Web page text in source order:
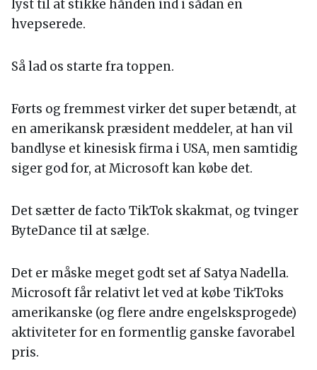
lyst til at stikke hånden ind i sådan en
hvepserede.
Så lad os starte fra toppen.
Førts og fremmest virker det super betændt, at
en amerikansk præsident meddeler, at han vil
bandlyse et kinesisk firma i USA, men samtidig
siger god for, at Microsoft kan købe det.
Det sætter de facto TikTok skakmat, og tvinger
ByteDance til at sælge.
Det er måske meget godt set af Satya Nadella.
Microsoft får relativt let ved at købe TikToks
amerikanske (og flere andre engelsksprogede)
aktiviteter for en formentlig ganske favorabel
pris.